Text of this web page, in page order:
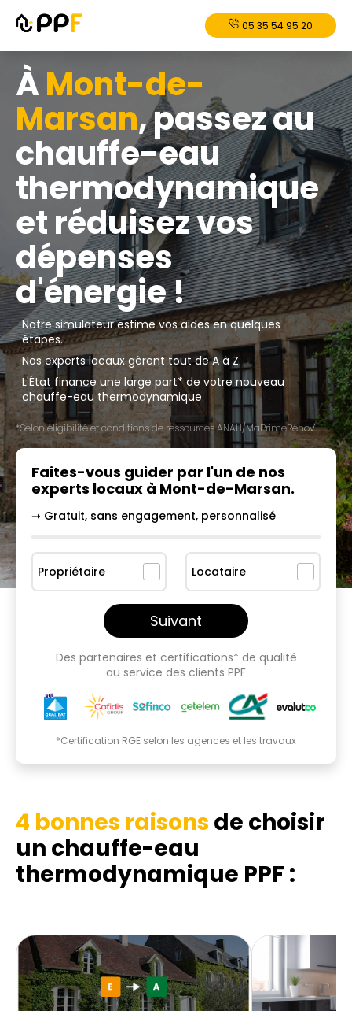
05 35 54 95 20
ÀMont-de-
Marsan, passez au
chauffe-eau
thermodynamique
et réduisez vos
dépenses
d'énergie !
Notre simulateur estime vos aides en quelques
étapes.
Nos experts locaux gèrent tout de A à Z.
L'État finance une large part* de votre nouveau
chauffe-eau thermodynamique.
*Selon éligibilité et conditions de ressources ANAH/MaPrimeRénov'.
Faites-vous guider par l'un de nos
experts locaux à Mont-de-Marsan.
➝ Gratuit, sans engagement, personnalisé
Propriétaire Locataire
Suivant
Des partenaires et certifications* de qualité
au service des clients PPF
*Certification RGE selon les agences et les travaux
4 bonnes raisons de choisir
un chauffe-eau
thermodynamique PPF :